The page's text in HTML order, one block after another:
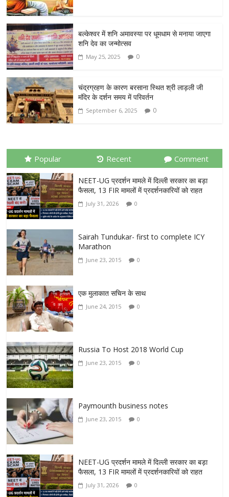
बल्केश्वर में शनि अमावस्या पर धूमधाम से मनाया जाएगा
शनि देव का जन्मोत्सव
May 25, 2025 0
चंद्रग्रहण के कारण बरसाना स्थित श्री लाड़ली जी
मंदिर के दर्शन समय में परिवर्तन
September 6, 2025 0
Popular Recent Comment
NEET-UG प्रदर्शन मामले में दिल्ली सरकार का बड़ा
फैसला, 13 FIR मामलों में प्रदर्शनकारियों को राहत
July 31, 2026 0
Sairah Tundukar- first to complete ICY
Marathon
June 23, 2015 0
एक मुलाकात सचिन के साथ
June 24, 2015 0
Russia To Host 2018 World Cup
June 23, 2015 0
Paymounth business notes
June 23, 2015 0
NEET-UG प्रदर्शन मामले में दिल्ली सरकार का बड़ा
फैसला, 13 FIR मामलों में प्रदर्शनकारियों को राहत
July 31, 2026 0